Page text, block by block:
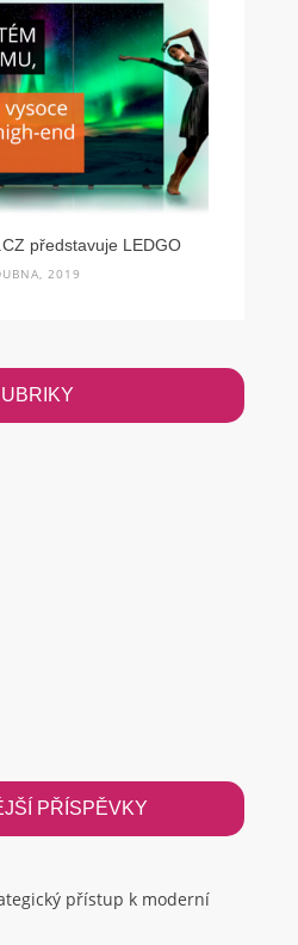
představuje LEDGO
2019
PŘÍSPĚVKY
přístup k moderní